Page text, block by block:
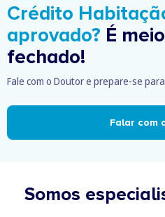
Crédito
aprovado? É
fechado!
Fale com o Doutor e prepare-se
Falar com
Somos